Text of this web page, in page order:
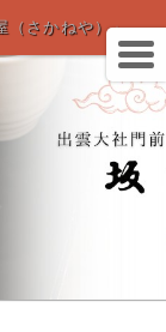
（さかねや）」